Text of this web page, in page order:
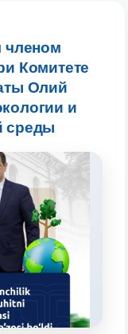
членом
Комитете
Олий
и
среды
(4)